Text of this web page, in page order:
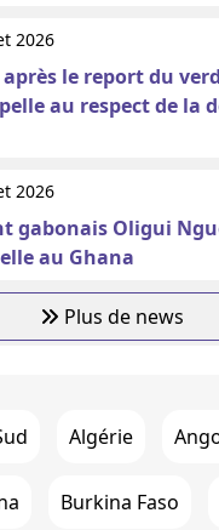
2026
après le report du
au respect de la
2026
gabonais Oligui
au Ghana
Plus de news
Algérie
Burkina Faso